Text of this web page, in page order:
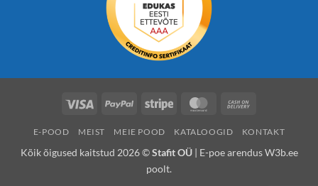
Visa PayPal Stripe MasterCard
Delivery
E-POOD MEIST MEIE POOD KATALOOGID KONTAKT
Kõik õigused kaitstud 2026 ©Stafit OÜ| E-poe arendusW3b.ee
poolt.